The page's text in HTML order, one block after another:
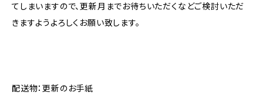
てしまいますので、更新月までお待ちいただくなどご検討いただ
きますようよろしくお願い致します。
配送物：更新のお手紙